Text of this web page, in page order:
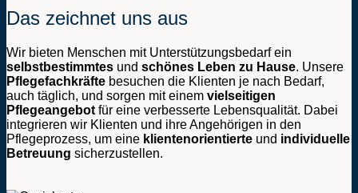
Das zeichnet uns aus
Wir bieten Menschen mit Unterstützungsbedarf ein
selbstbestimmtes und schönes Leben zu Hause. Unsere
Pflegefachkräfte besuchen die Klienten je nach Bedarf,
auch täglich, und sorgen mit einem vielseitigen
Pflegeangebot für eine verbesserte Lebensqualität. Dabei
integrieren wir Klienten und ihre Angehörigen in den
Pflegeprozess, um eine klientenorientierte und individuelle
Betreuung sicherzustellen.